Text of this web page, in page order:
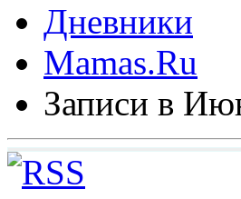
Дневники
Mamas.Ru
Записи в